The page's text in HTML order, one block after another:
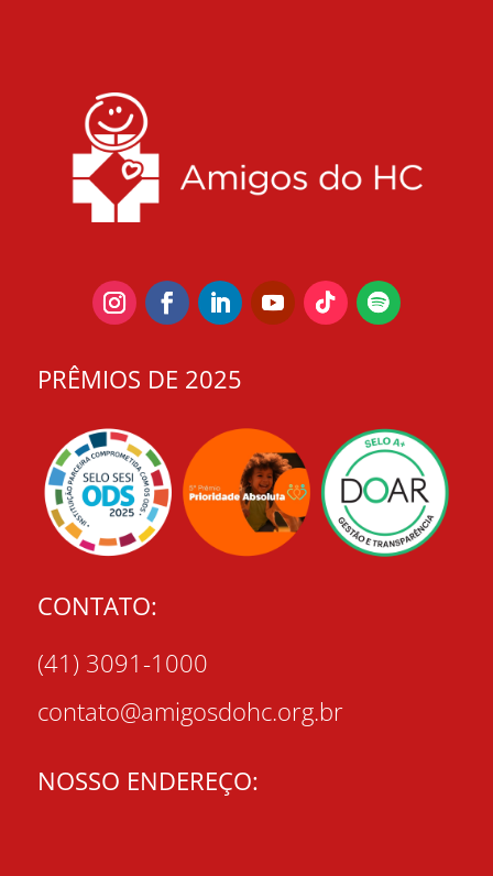
PRÊMIOS DE 2025
CONTATO:
(41) 3091-1000
contato@amigosdohc.org.br
NOSSO ENDEREÇO: